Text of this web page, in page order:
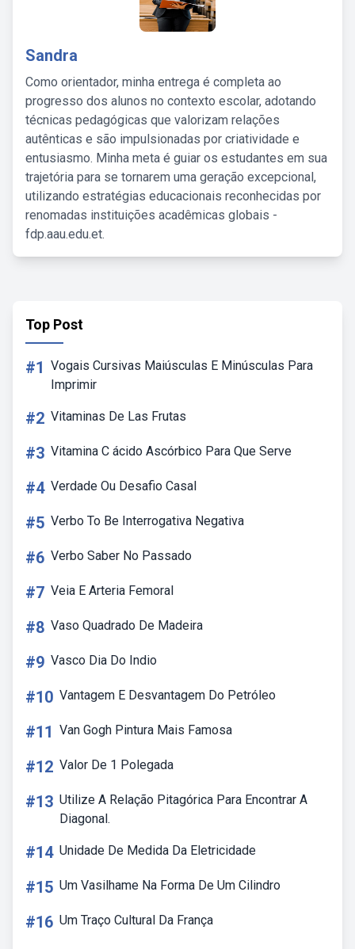
Sandra
Como orientador, minha entrega é completa ao
progresso dos alunos no contexto escolar, adotando
técnicas pedagógicas que valorizam relações
autênticas e são impulsionadas por criatividade e
entusiasmo. Minha meta é guiar os estudantes em sua
trajetória para se tornarem uma geração excepcional,
utilizando estratégias educacionais reconhecidas por
renomadas instituições acadêmicas globais -
fdp.aau.edu.et.
Top Post
#1 Vogais Cursivas Maiúsculas E Minúsculas Para
Imprimir
#2 Vitaminas De Las Frutas
#3 Vitamina C ácido Ascórbico Para Que Serve
#4 Verdade Ou Desafio Casal
#5 Verbo To Be Interrogativa Negativa
#6 Verbo Saber No Passado
#7 Veia E Arteria Femoral
#8 Vaso Quadrado De Madeira
#9 Vasco Dia Do Indio
#10 Vantagem E Desvantagem Do Petróleo
#11 Van Gogh Pintura Mais Famosa
#12 Valor De 1 Polegada
#13 Utilize A Relação Pitagórica Para Encontrar A
Diagonal.
#14 Unidade De Medida Da Eletricidade
#15 Um Vasilhame Na Forma De Um Cilindro
#16 Um Traço Cultural Da França